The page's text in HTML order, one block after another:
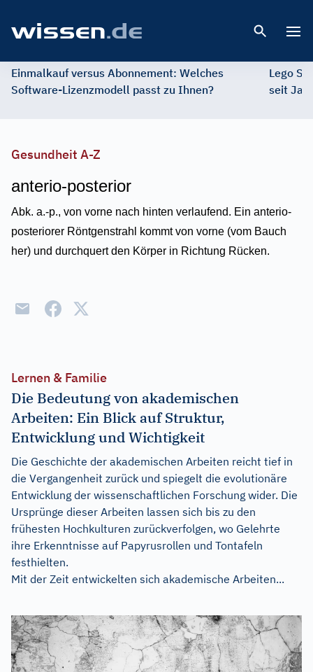
Einmalkauf versus Abonnement: Welches
Software-Lizenzmodell passt zu Ihnen?
Lego
seit
Gesundheit A-Z
anterio-posterior
Abk. a.-p., von vorne nach hinten verlaufend. Ein anterio-
posteriorer Röntgenstrahl kommt von vorne (vom Bauch
her) und durchquert den Körper in Richtung Rücken.
Lernen & Familie
Die Bedeutung von akademischen
Arbeiten: Ein Blick auf Struktur,
Entwicklung und Wichtigkeit
Die Geschichte der akademischen Arbeiten reicht tief in
die Vergangenheit zurück und spiegelt die evolutionäre
Entwicklung der wissenschaftlichen Forschung wider. Die
Ursprünge dieser Arbeiten lassen sich bis zu den
frühesten Hochkulturen zurückverfolgen, wo Gelehrte
ihre Erkenntnisse auf Papyrusrollen und Tontafeln
festhielten.
Mit der Zeit entwickelten sich akademische Arbeiten...